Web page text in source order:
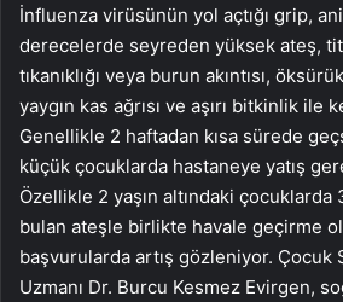
İnfluenza virüsünün yol açtığı grip,
derecelerde seyreden yüksek ateş,
tıkanıklığı veya burun akıntısı,
yaygın kas ağrısı ve aşırı bitkinlik ile
Genellikle 2 haftadan kısa sürede
küçük çocuklarda hastaneye yatış
Özellikle 2 yaşın altındaki
bulan ateşle birlikte havale geçirme
başvurularda artış gözleniyor. Çocuk
Uzmanı Dr. Burcu Kesmez Evirgen,